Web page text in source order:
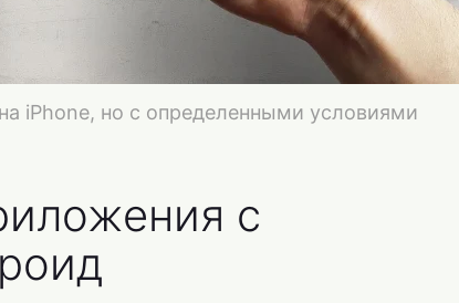
iPhone, но с определенными условиями
с